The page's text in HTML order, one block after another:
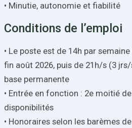
• Minutie, autonomie et fiabilité
Conditions de l’emploi
• Le poste est de 14h par
fin août 2026, puis de 21h/s (3
base permanente
• Entrée en fonction : 2e moitié
disponibilités
• Honoraires selon les barèmes